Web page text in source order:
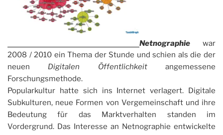
Netnographie war
2008 / 2010 ein Thema der Stunde und schien als die der
neuen Digitalen Öffentlichkeitangemessene
Forschungsmethode.
Popularkultur hatte sich ins Internet verlagert. Digitale
Subkulturen, neue Formen von Vergemeinschaft und ihre
Bedeutung für das Marktverhalten standen im
Vordergrund. Das Interesse an Netnographie entwickelte